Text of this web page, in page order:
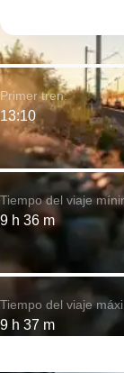
Tiempo del viaje
9 h 36 m
Primer tren:
13:10
Tiempo del viaje
9 h 37 m